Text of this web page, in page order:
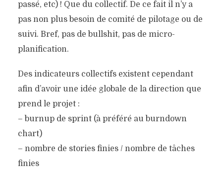
passé, etc) ! Que du collectif. De ce fait il n’y a
pas non plus besoin de comité de pilotage ou de
suivi. Bref, pas de bullshit, pas de micro-
planification.
Des indicateurs collectifs existent cependant
afin d’avoir une idée globale de la direction que
prend le projet :
– burnup de sprint (à préféré au burndown
chart)
– nombre de stories finies / nombre de tâches
finies